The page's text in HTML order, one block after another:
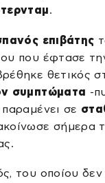
.
επιβάτης
που έφτασε
θετικός
συμπτώματα -
σε
σήμερα
του οποίου δεν